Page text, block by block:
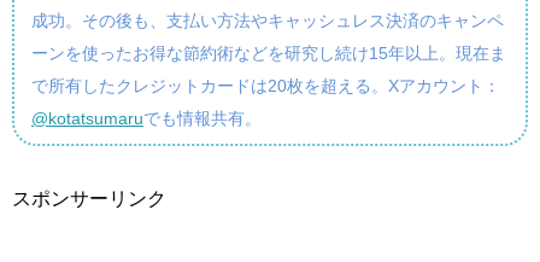
成功。その後も、支払い方法やキャッシュレス決済のキャンペ
ーンを使ったお得な節約術などを研究し続け15年以上。現在ま
で所有したクレジットカードは20枚を超える。Xアカウント：
@kotatsumaruでも情報共有。
スポンサーリンク